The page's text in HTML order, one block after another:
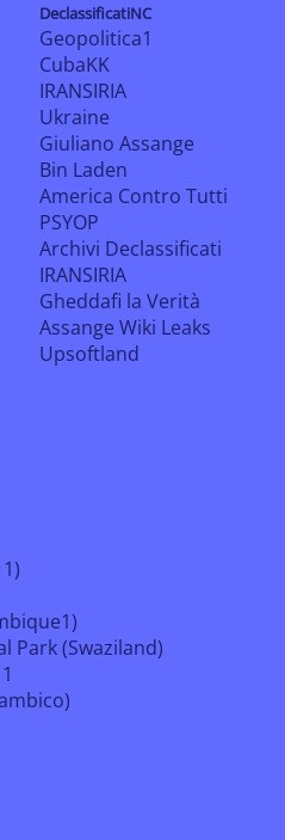
DeclassificatiNC
Geopolitica1
CubaKK
IRANSIRIA
Ukraine
Giuliano Assange
Bin Laden
America Contro Tutti
PSYOP
Archivi Declassificati
IRANSIRIA
Gheddafi la Verità
Assange Wiki Leaks
Upsoftland
Park (Swaziland)